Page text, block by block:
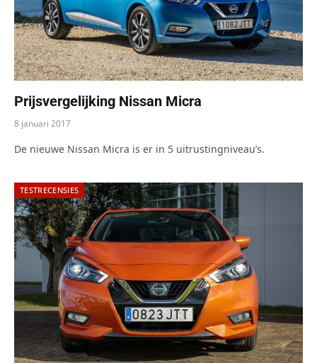
Prijsvergelijking Nissan Micra
8 januari 2017
De nieuwe Nissan Micra is er in 5 uitrustingniveau’s.
TESTRECENSIES